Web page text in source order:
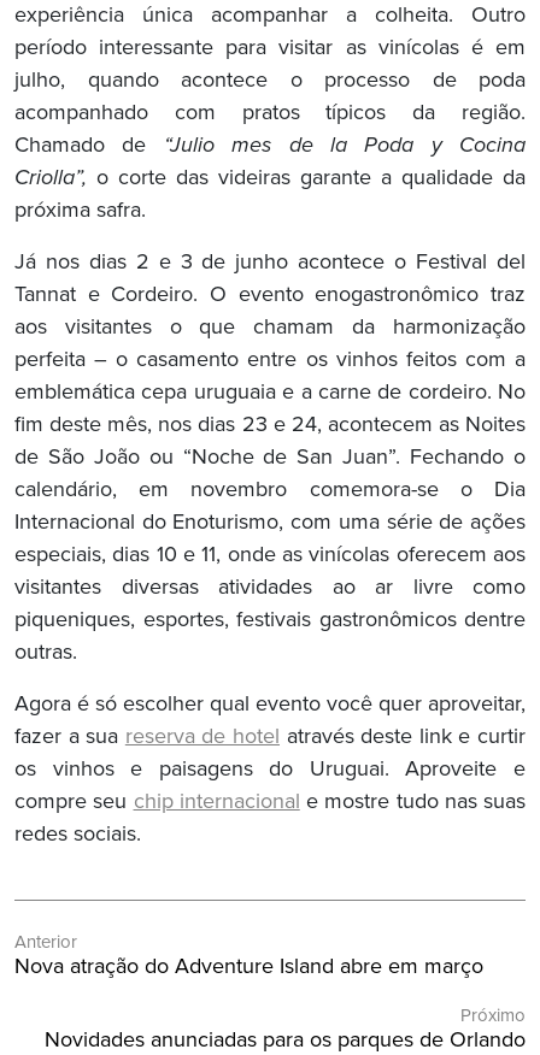
experiência única acompanhar a colheita. Outro
período interessante para visitar as vinícolas é em
julho, quando acontece o processo de poda
acompanhado com pratos típicos da região.
Chamado de
“Julio mes de la Poda y Cocina
Criolla”, o corte das videiras garante a qualidade da
próxima safra.
Já nos dias 2 e 3 de junho acontece o Festival del
Tannat e Cordeiro. O evento enogastronômico traz
aos visitantes o que chamam da harmonização
perfeita – o casamento entre os vinhos feitos com a
emblemática cepa uruguaia e a carne de cordeiro. No
fim deste mês, nos dias 23 e 24, acontecem as Noites
de São João ou “Noche de San Juan”. Fechando o
calendário, em novembro comemora-se o Dia
Internacional do Enoturismo, com uma série de ações
especiais, dias 10 e 11, onde as vinícolas oferecem aos
visitantes diversas atividades ao ar livre como
piqueniques, esportes, festivais gastronômicos dentre
outras.
Agora é só escolher qual evento você quer aproveitar,
fazer a sua reserva de hotel através deste link e curtir
os vinhos e paisagens do Uruguai. Aproveite e
compre seu chip internacional e mostre tudo nas suas
redes sociais.
de
Anterior
Post
Nova atração do Adventure Island abre em março
Próximo
Próximo
Novidades anunciadas para os parques de Orlando